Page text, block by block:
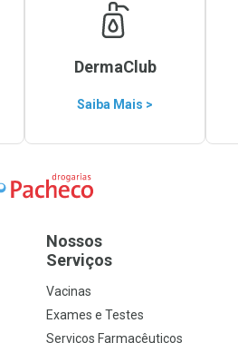
DermaClub
Saiba Mais >
a Home
Nossos
Serviços
Vacinas
Exames e Testes
Serviços Farmacêuticos